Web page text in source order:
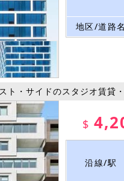
地区/道路
ト・サイドのスタジオ賃貸
$
沿線/駅